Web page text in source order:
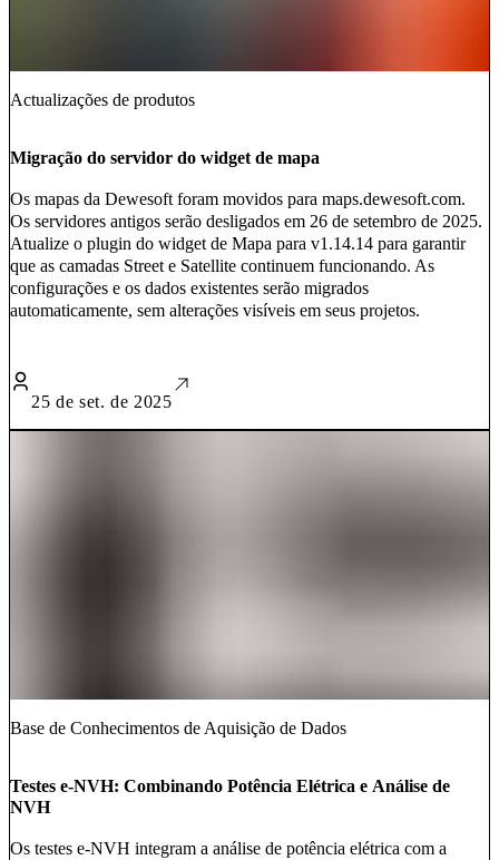
Actualizações de produtos
Migração do servidor do widget de mapa
Os mapas da Dewesoft foram movidos para maps.dewesoft.com.
Os servidores antigos serão desligados em 26 de setembro de 2025.
Atualize o plugin do widget de Mapa para v1.14.14 para garantir
que as camadas Street e Satellite continuem funcionando. As
configurações e os dados existentes serão migrados
automaticamente, sem alterações visíveis em seus projetos.
25 de set. de 2025
Base de Conhecimentos de Aquisição de Dados
Testes e-NVH: Combinando Potência Elétrica e Análise de
NVH
Os testes e-NVH integram a análise de potência elétrica com a